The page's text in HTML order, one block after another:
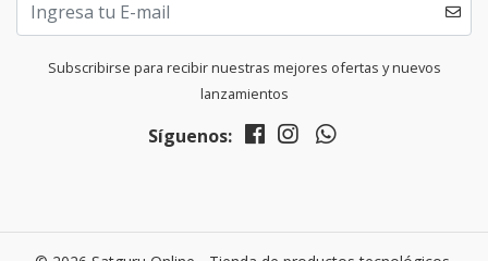
Subscribirse para recibir nuestras mejores ofertas y nuevos
lanzamientos
Síguenos: